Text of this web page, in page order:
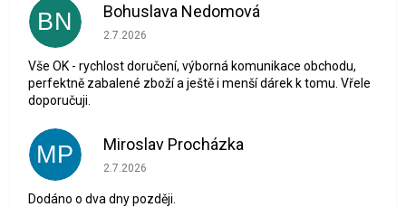
BN Bohuslava Nedomová
Hodnocení obchodu je 5 z 5 hvězdiček.
2.7.2026
Vše OK - rychlost doručení, výborná komunikace obchodu,
perfektně zabalené zboží a ještě i menší dárek k tomu. Vřele
doporučuji.
MP Miroslav Procházka
Hodnocení obchodu je 1 z 5 hvězdiček.
2.7.2026
Dodáno o dva dny později.